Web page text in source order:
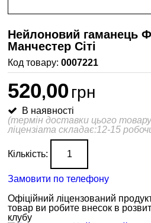
Нейлоновий гаманець
Манчестер Сіті
0007221
520,00 грн
В наявності
(термін доставки цього товару
ліцензіата складає:12-15
Кількість:
Замовити по телефону
Офіційний ліцензований
товар ви робите внесок в
клубу